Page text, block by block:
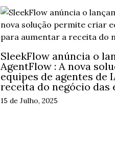
SleekFlow anúncia o
AgentFlow : A nova
equipes de agentes de
receita do negócio das
15 de Julho, 2025